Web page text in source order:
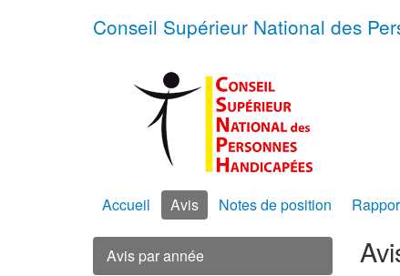
Conseil Supérieur National des
Accueil Avis Notes de position
Avis par année